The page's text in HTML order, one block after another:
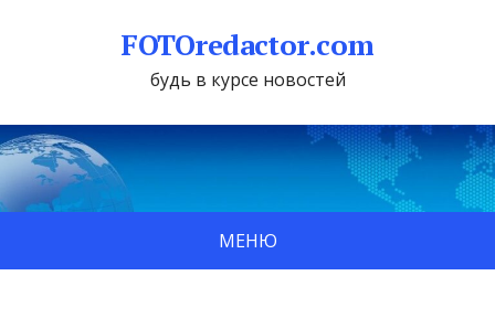
FOTOredactor.com
будь в курсе новостей
МЕНЮ